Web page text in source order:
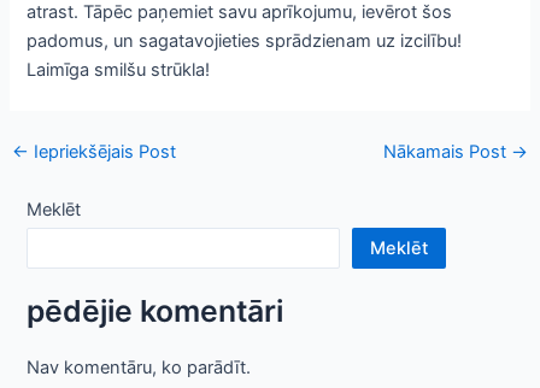
atrast. Tāpēc paņemiet savu aprīkojumu, ievērot šos
padomus, un sagatavojieties sprādzienam uz izcilību!
Laimīga smilšu strūkla!
Ziņu
← Iepriekšējais Post Nākamais Post →
Meklēt
Meklēt
pēdējie komentāri
Nav komentāru, ko parādīt.